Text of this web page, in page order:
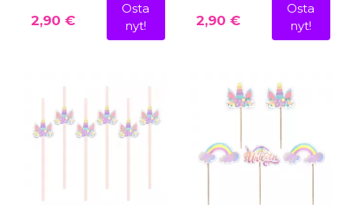
2,90 €
Osta
nyt!
2,90 €
Osta
nyt!